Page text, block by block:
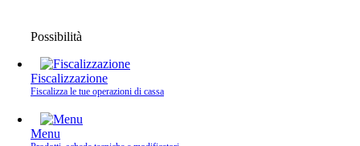
Possibilità
Fiscalizzazione
Fiscalizza le tue operazioni di cassa
Menu